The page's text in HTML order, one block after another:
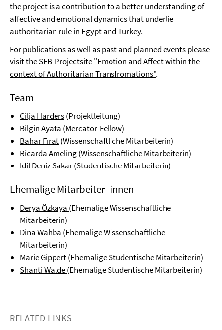
the project is a contribution to a better understanding of
affective and emotional dynamics that underlie
authoritarian rule in Egypt and Turkey.
For publications as well as past and planned events please
visit theSFB-Projectsite "Emotion and Affect within the
context of Authoritarian Transfromations".
Team
Cilja Harders(Projektleitung)
Bilgin Ayata (Mercator-Fellow)
Bahar Fırat(Wissenschaftliche Mitarbeiterin)
Ricarda Ameling(Wissenschaftliche Mitarbeiterin)
Idil Deniz Sakar(Studentische Mitarbeiterin)
Ehemalige Mitarbeiter_innen
Derya Özkaya (Ehemalige Wissenschaftliche
Mitarbeiterin)
Dina Wahba (Ehemalige Wissenschaftliche
Mitarbeiterin)
Marie Gippert(Ehemalige Studentische Mitarbeiterin)
Shanti Walde(Ehemalige Studentische Mitarbeiterin)
RELATED LINKS